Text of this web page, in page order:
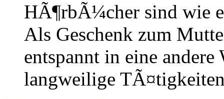
HÃ¶rbÃ¼cher sind wie
Als Geschenk zum
entspannt in eine
langweilige